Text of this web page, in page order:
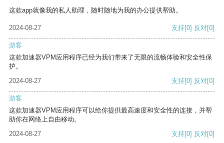
这款app就像我的私人助理，随时随地为我的办公提供帮助。
2024-08-27 支持[0] 反对[0]
游客
这款加速器VPM应用程序已经为我们带来了无限的流畅体验和安全性保
护。
2024-08-27
支持[0] 反对[0]
游客
这款加速器VPM应用程序可以给你提供最高速度和安全性的连接，并帮
助你在网络上自由移动。
2024-08-27
支持[0] 反对[0]